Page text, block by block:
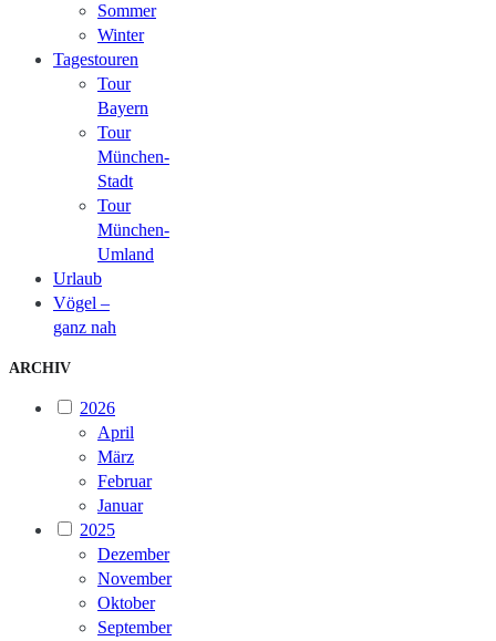
Sommer
Winter
Tagestouren
Tour
Bayern
Tour
München-
Stadt
Tour
München-
Umland
Urlaub
Vögel –
ganz nah
ARCHIV
2026
April
März
Februar
Januar
2025
Dezember
November
Oktober
September